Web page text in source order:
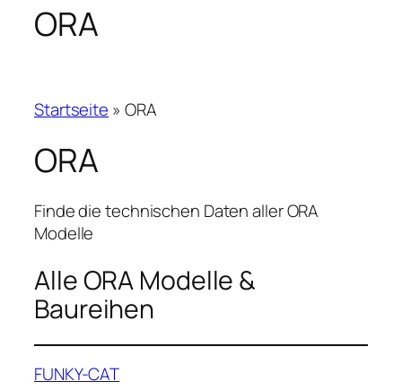
ORA
Startseite » ORA
ORA
Finde die technischen Daten aller ORA
Modelle
Alle ORA Modelle &
Baureihen
FUNKY-CAT